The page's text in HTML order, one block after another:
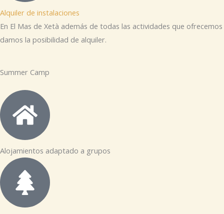
Alquiler de instalaciones
En El Mas de Xetà además de todas las actividades que ofrecemos
damos la posibilidad de alquiler.
Summer Camp
Alojamientos adaptado a grupos